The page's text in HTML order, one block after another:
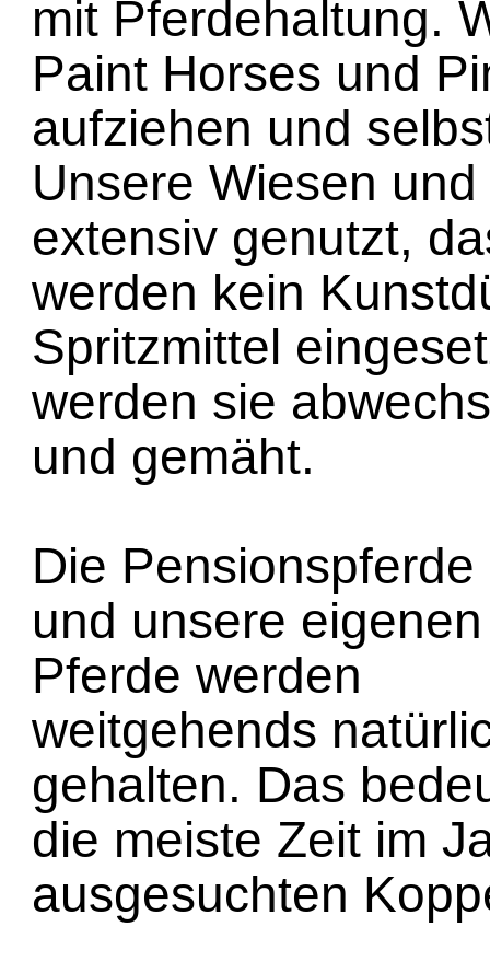
mit Pferdehaltung.
Paint Horses und
aufziehen und
Unsere Wiesen
extensiv genutzt,
werden kein
Spritzmittel
werden sie
und gemäht.
Die Pensionspferde
und unsere eigenen
Pferde werden
weitgehends
gehalten. Das
die meiste Zeit im
ausgesuchten